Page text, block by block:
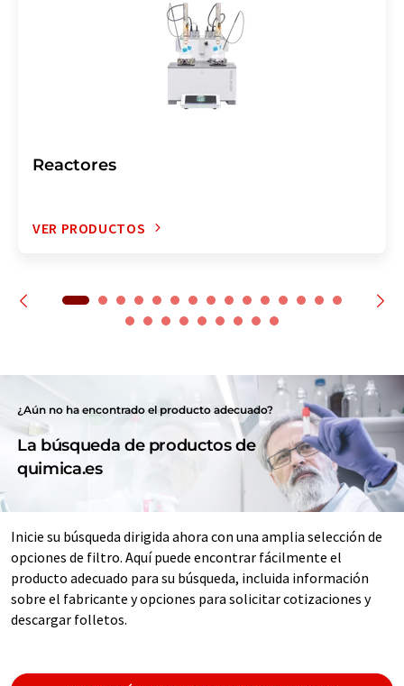
Reactores
VER PRODUCTOS
¿Aún no ha encontrado el producto adecuado?
La búsqueda de productos de
quimica.es
Inicie su búsqueda dirigida ahora con una amplia selección de
opciones de filtro. Aquí puede encontrar fácilmente el
producto adecuado para su búsqueda, incluida información
sobre el fabricante y opciones para solicitar cotizaciones y
descargar folletos.